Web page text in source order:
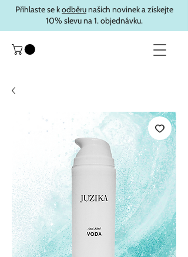
Přihlaste se kodběrunašich novinek a získejte
10% slevu na 1. objednávku.